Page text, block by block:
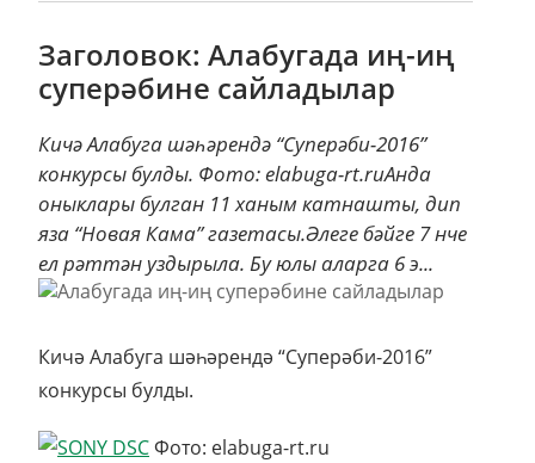
Заголовок: Алабугада иң-иң
суперәбине сайладылар
Кичә Алабуга шәһәрендә “Суперәби-2016”
конкурсы булды. Фото: elabuga-rt.ruАнда
оныклары булган 11 ханым катнашты, дип
яза “Новая Кама” газетасы.Әлеге бәйге 7 нче
ел рәттән уздырыла. Бу юлы аларга 6 э...
Кичә Алабуга шәһәрендә “Суперәби-2016”
конкурсы булды.
Фото: elabuga-rt.ru